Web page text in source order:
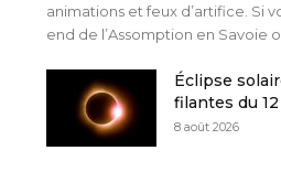
animations et feux d’artifice. Si
end de l’Assomption en Savoie
Éclipse
filantes du
8 août 2026